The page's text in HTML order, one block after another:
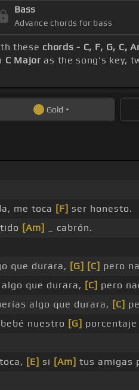
Bass
Advance chords for bass
these chords - C, F, G, C,
C Major as the song's key,
Gold
me toca [F] ser honesto.
[Am]
_ cabrón.
que durara, [G] [C] pero
que durara, [C] pero
algo que durara, [C]
nuestro [G] porcentaje
[E] si [Am] tus amigas